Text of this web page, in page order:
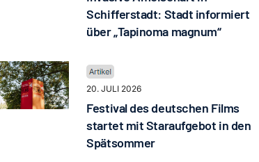
Schifferstadt: Stadt informiert
über „Tapinoma magnum“
20. JULI 2026
Festival des deutschen Films
startet mit Staraufgebot in den
Spätsommer